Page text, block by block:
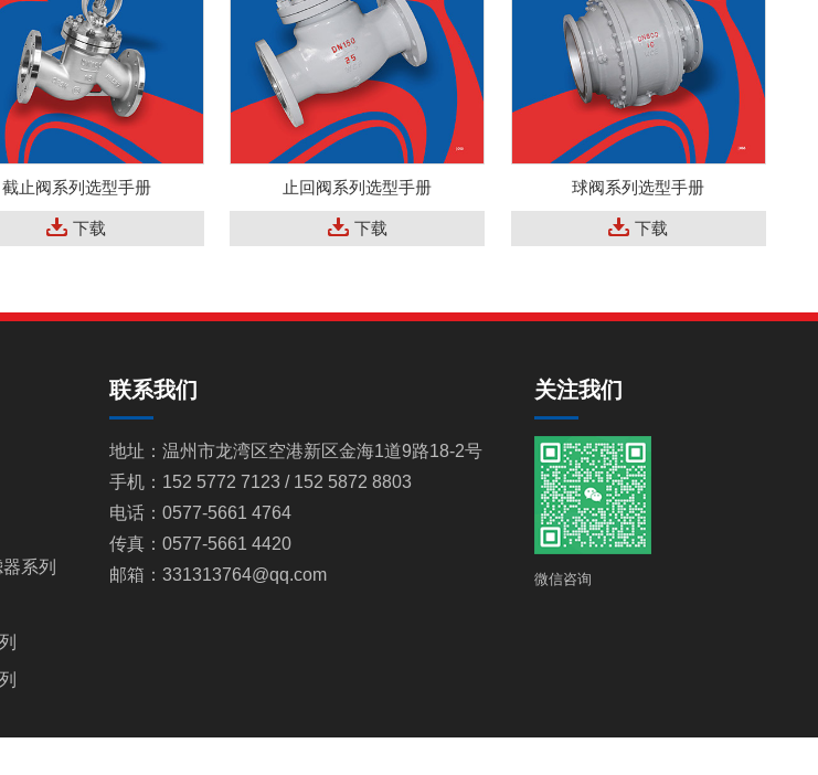
截止阀系列选型手册
下载
止回阀系列选型手册
下载
球阀系列选型手册
下载
系列
联系我们
地址：温州市龙湾区空港新区金海1道9路18-2号
手机：152 5772 7123 / 152 5872 8803
电话：0577-5661 4764
传真：0577-5661 4420
邮箱：331313764@qq.com
关注我们
微信咨询